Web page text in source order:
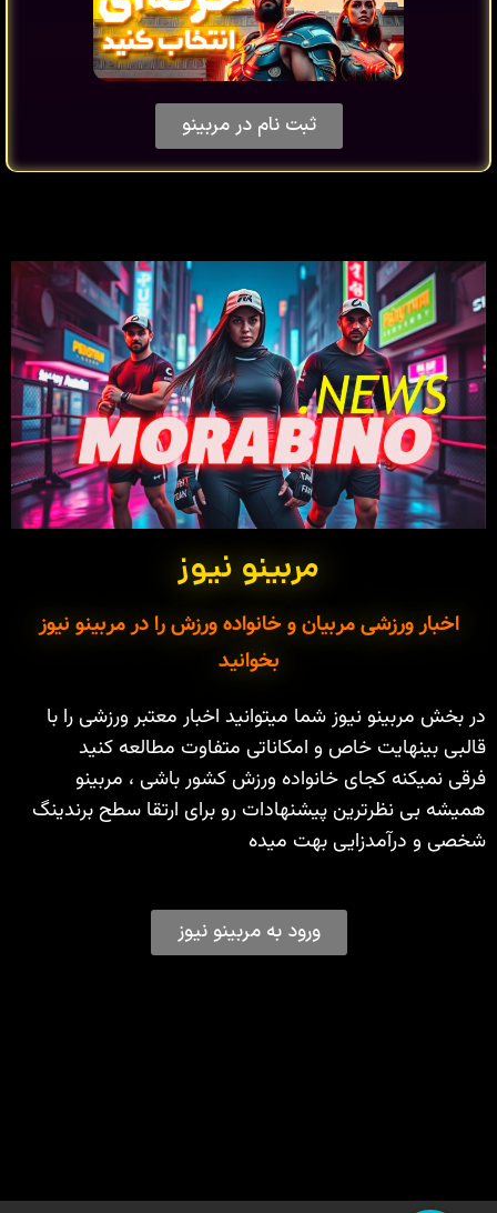
ثبت نام در مربینو
مربینو نیوز
اخبار ورزشی مربیان و خانواده ورزش را در مربینو نیوز
بخوانید
در بخش مربینو نیوز شما میتوانید اخبار معتبر ورزشی را با
قالبی بینهایت خاص و امکاناتی متفاوت مطالعه کنید
فرقی نمیکنه کجای خانواده ورزش کشور باشی ، مربینو
همیشه بی نظرترین پیشنهادات رو برای ارتقا سطح برندینگ
شخصی و درآمدزایی بهت میده
ورود به مربینو نیوز